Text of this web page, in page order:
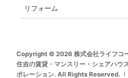
リフォーム
Copyright © 2026 株式会社ライフコ
住吉の賃貸・マンスリー・シェアハウ
ポレーション. All Rights Reserved.